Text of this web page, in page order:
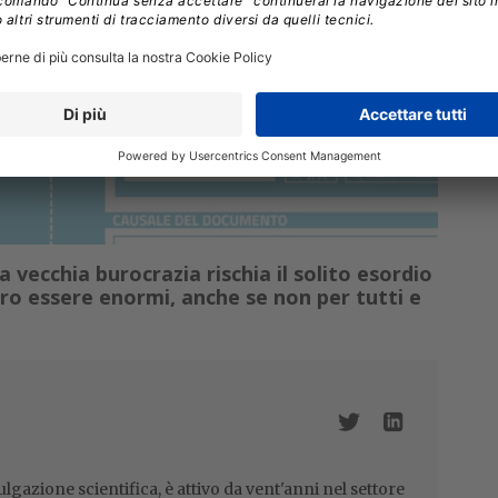
vecchia burocrazia rischia il solito esordio
essere enormi, anche se non per tutti e
scientifica, è attivo da vent'anni nel settore